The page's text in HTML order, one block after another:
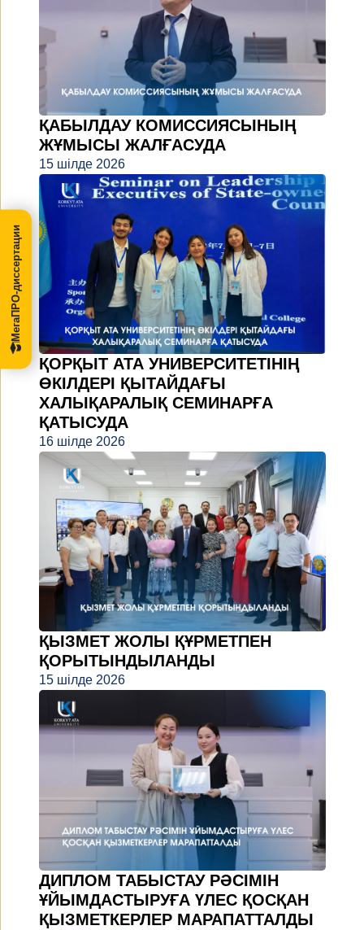
ҚАБЫЛДАУ КОМИССИЯСЫНЫҢ
ЖҰМЫСЫ ЖАЛҒАСУДА
15 шілде 2026
ҚОРҚЫТ АТА УНИВЕРСИТЕТІНІҢ
ӨКІЛДЕРІ ҚЫТАЙДАҒЫ
ХАЛЫҚАРАЛЫҚ СЕМИНАРҒА
ҚАТЫСУДА
16 шілде 2026
ҚЫЗМЕТ ЖОЛЫ ҚҰРМЕТПЕН
ҚОРЫТЫНДЫЛАНДЫ
15 шілде 2026
ДИПЛОМ ТАБЫСТАУ РӘСІМІН
ҰЙЫМДАСТЫРУҒА ҮЛЕС ҚОСҚАН
ҚЫЗМЕТКЕРЛЕР МАРАПАТТАЛДЫ
МегаПРО-диссертации